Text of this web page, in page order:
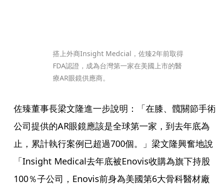
搭上外商Insight Medcial，佐臻2年前取得
FDA認證，成為台灣第一家在美國上市的醫
療AR眼鏡供應商。
佐臻董事長梁文隆進一步說明：「在膝、髖關節手術
公司提供的AR眼鏡應該是全球第一家，到去年底為
止，累計執行案例已超過700個。」梁文隆興奮地說
「Insight Medical去年底被Enovis收購為旗下持股
100％子公司，Enovis前身為美國第6大骨科醫材廠